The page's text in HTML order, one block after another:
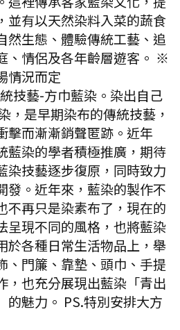
並有以天然染料入菜的蔬食
然生態、體驗傳統工藝、追
、情侶及各年齡層遊客。 ※
情況而定
技藝-方巾藍染。染出自己
，是早期染布的傳統技藝，
擊而漸漸銷聲匿跡。近年
藍染的學者積極推廣，期待
染技藝逐步復原，同時致力
發。近年來，藍染的製作不
不再只是染素布了，現在的
呈現不同的風格，也將藍染
於各種日常生活物品上，舉
、門簾、靠墊、頭巾、手提
，也充分展現出藍染「青出
的魅力。 PS.特別安排大方